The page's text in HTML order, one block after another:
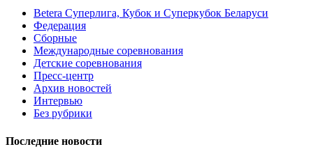
Betera Суперлига, Кубок и Суперкубок Беларуси
Федерация
Сборные
Международные соревнования
Детские соревнования
Пресс-центр
Архив новостей
Интервью
Без рубрики
Последние новости